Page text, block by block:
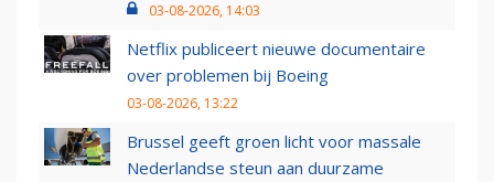
03-08-2026, 14:03
Netflix publiceert nieuwe documentaire
over problemen bij Boeing
03-08-2026, 13:22
Brussel geeft groen licht voor massale
Nederlandse steun aan duurzame